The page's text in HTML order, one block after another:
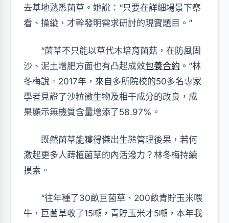
去基地熟悉菌草。她說：“只要在詳細場景下察
看、操縱，才幹發明需求研討的現實題目。”
“菌草不只能以草代木培育菌菇，在防風固
沙、泥土增肥方面也有凸起成效包養合約 。”林
冬梅說。2017年，來自多所院校的50多名專家
學者見證了沙粒微生物及相干成分的改良，成
果顯示無機質含量增添了58.97%。
既然菌草能獲得傑出生態管理後果，若何
激起更多人蒔植菌草的內活潑力？林冬梅持續
摸索。
“往年種了30畝巨菌草、200畝青貯玉米喂
牛，巨菌草收了15噸，青貯玉米才5噸，本年我